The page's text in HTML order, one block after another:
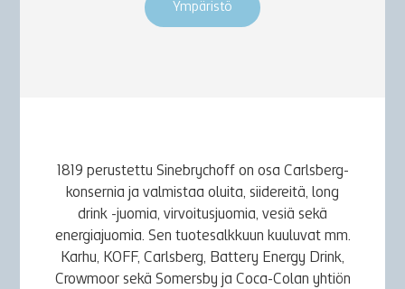
Ympäristö
1819 perustettu Sinebrychoff on osa Carlsberg-
konsernia ja valmistaa oluita, siidereitä, long
drink -juomia, virvoitusjuomia, vesiä sekä
energiajuomia. Sen tuotesalkkuun kuuluvat mm.
Karhu, KOFF, Carlsberg, Battery Energy Drink,
Crowmoor sekä Somersby ja Coca-Colan yhtiön